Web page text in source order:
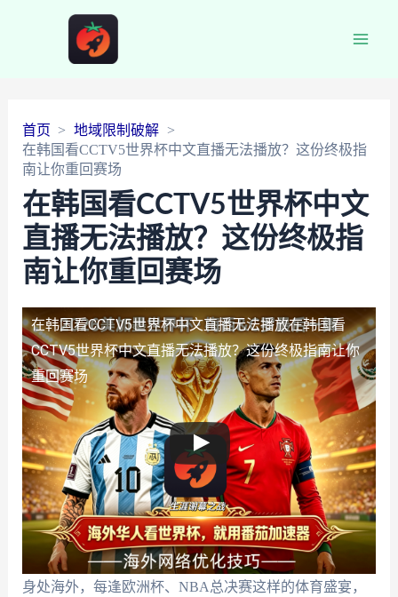
首页
地域限制破解
在韩国看CCTV5世界杯中文直播无法播放？这份终极指
南让你重回赛场
在韩国看CCTV5世界杯中文
直播无法播放？这份终极指
南让你重回赛场
在韩国看CCTV5世界杯中文直播无法播放在韩国看
CCTV5世界杯中文直播无法播放？这份终极指南让你
重回赛场
身处海外，每逢欧洲杯、NBA总决赛这样的体育盛宴，